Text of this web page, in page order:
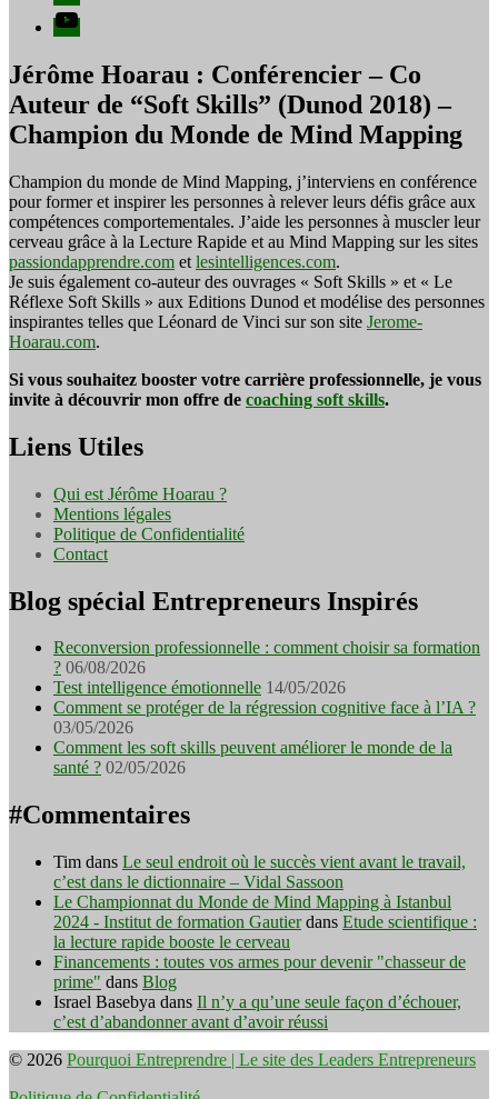
YouTube
Jérôme Hoarau : Conférencier – Co
Auteur de “Soft Skills” (Dunod 2018) –
Champion du Monde de Mind Mapping
Champion du monde de Mind Mapping, j’interviens en conférence
pour former et inspirer les personnes à relever leurs défis grâce aux
compétences comportementales. J’aide les personnes à muscler leur
cerveau grâce à la Lecture Rapide et au Mind Mapping sur les sites
passiondapprendre.com et lesintelligences.com.
Je suis également co-auteur des ouvrages « Soft Skills » et « Le
Réflexe Soft Skills » aux Editions Dunod et modélise des personnes
inspirantes telles que Léonard de Vinci sur son site Jerome-
Hoarau.com.
Si vous souhaitez booster votre carrière professionnelle, je vous
invite à découvrir mon offre de coaching soft skills.
Liens Utiles
Qui est Jérôme Hoarau ?
Mentions légales
Politique de Confidentialité
Contact
Blog spécial Entrepreneurs Inspirés
Reconversion professionnelle : comment choisir sa formation
? 06/08/2026
Test intelligence émotionnelle 14/05/2026
Comment se protéger de la régression cognitive face à l’IA ?
03/05/2026
Comment les soft skills peuvent améliorer le monde de la
santé ? 02/05/2026
#Commentaires
Tim dans Le seul endroit où le succès vient avant le travail,
c’est dans le dictionnaire – Vidal Sassoon
Le Championnat du Monde de Mind Mapping à Istanbul
2024 - Institut de formation Gautierdans Etude scientifique :
la lecture rapide booste le cerveau
Financements : toutes vos armes pour devenir "chasseur de
prime" dans Blog
Israel Basebya dans Il n’y a qu’une seule façon d’échouer,
c’est d’abandonner avant d’avoir réussi
© 2026 Pourquoi Entreprendre | Le site des Leaders Entrepreneurs